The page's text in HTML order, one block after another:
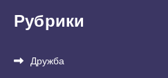
Рубрики
Дружба